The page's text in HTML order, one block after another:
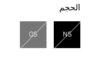
الحجم
NS
مختار
OS